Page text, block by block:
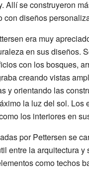
Allí se construyeron
con diseños
era muy
en sus diseños.
con los bosques,
creando vistas
y orientando las
la luz del sol. Los
los interiores en
por Pettersen se
entre la arquitectura y
como techos